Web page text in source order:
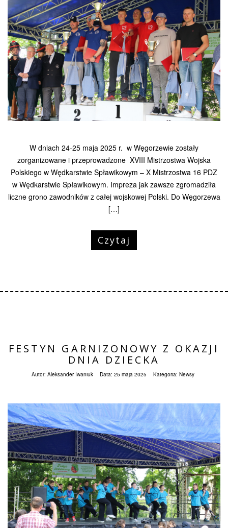
W dniach 24-25 maja 2025 r. w Węgorzewie zostały
zorganizowane i przeprowadzone XVIII Mistrzostwa Wojska
Polskiego w Wędkarstwie Spławikowym – X Mistrzostwa 16 PDZ
w Wędkarstwie Spławikowym. Impreza jak zawsze zgromadziła
liczne grono zawodników z całej wojskowej Polski. Do Węgorzewa
[…]
Czytaj
FESTYN GARNIZONOWY Z OKAZJI
DNIA DZIECKA
Autor: Aleksander Iwaniuk Data: 25 maja 2025 Kategoria: Newsy